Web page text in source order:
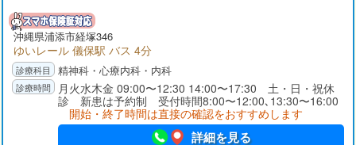
沖縄県浦添市経塚346
ゆいレール 儀保駅 バス 4分
精神科・心療内科・内科
月火水木金 09:00〜12:30 14:00〜17:30 土・日・祝休
診 新患は予約制 受付時間8:00〜12:00､13:30〜16:00
開始・終了時間は直接の確認をおすすめします
詳細を見る